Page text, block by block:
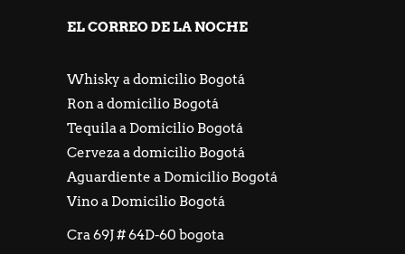
EL CORREO DE LA NOCHE
Whisky a domicilio Bogotá
Ron a domicilio Bogotá
Tequila a Domicilio Bogotá
Cerveza a domicilio Bogotá
Aguardiente a Domicilio Bogotá
Vino a Domicilio Bogotá
Cra 69J # 64D-60 bogota